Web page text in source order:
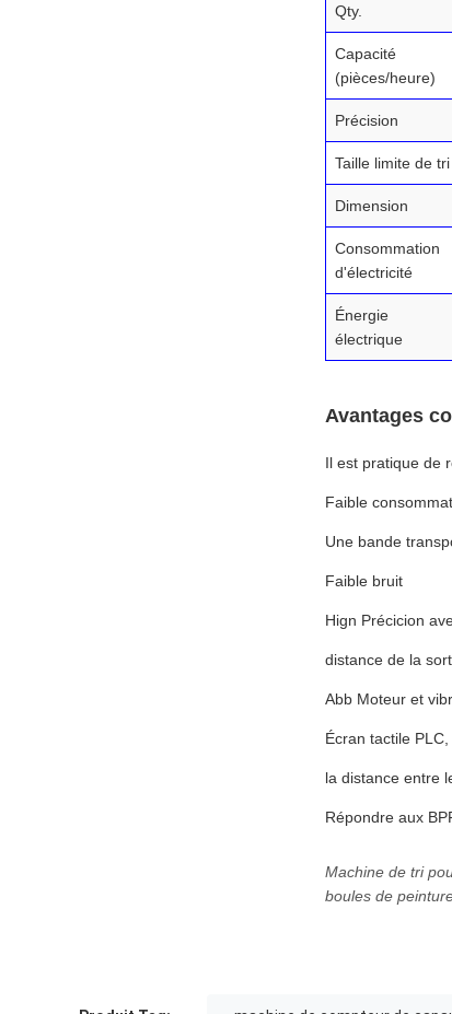
Qty.
Capacité
(pièces/heure)
Précision
Taille limite de tri
Dimension
Consommation
d'électricité
Énergie
électrique
Avantages
Il est pratique de
Faible
Une bande
Faible bruit
Hign Précicion
distance de la
Abb Moteur et
Écran tactile
la distance entre
Répondre aux
Machine de tri
boules de